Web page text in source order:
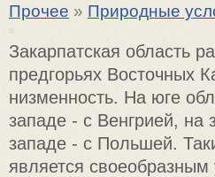
Прочее » Природные
Закарпатская область
предгорьях Восточных
низменность. На юге
западе - с Венгрией, на
западе - с Польшей.
является